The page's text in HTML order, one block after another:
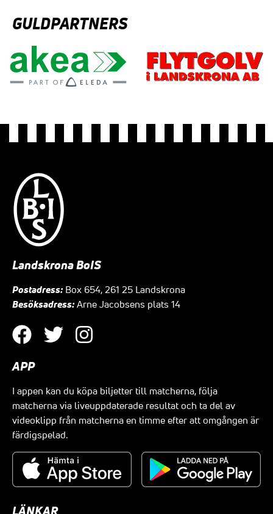
GULDPARTNERS
Landskrona BoIS
Postadress: Box 654, 261 25 Landskrona
Besöksadress: Arne Jacobsens plats 14
APP
I appen kan du köpa biljetter till matcherna, följa
matcherna via liveuppdaterade resultat och ta del av
videoklipp från matcherna en timme efter att omgången är
färdigspelad.
LÄNKAR